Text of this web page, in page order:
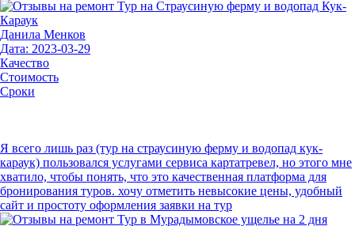
Данила Менков
Дата: 2023-03-29
Качество
Стоимость
Сроки
Я всего лишь раз (тур на страусиную ферму и водопад кук-
караук) пользовался услугами сервиса картатревел, но этого мне
хватило, чтобы понять, что это качественная платформа для
бронирования туров. хочу отметить невысокие цены, удобный
сайт и простоту оформления заявки на тур